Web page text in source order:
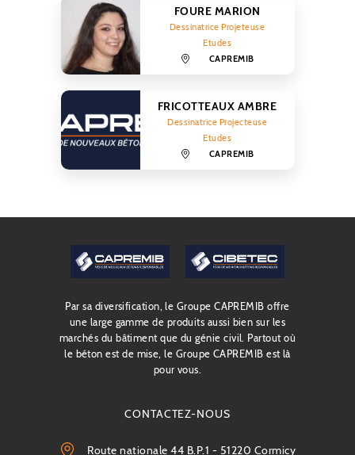
FOURE MARION
Dessinatrice Projeteuse
Etudes
CAPREMIB
FRICOTTEAUX AMBRE
Dessinatrice Projecteuse
Etudes
CAPREMIB
Par sa diversification, le Groupe CAPREMIB offre
une large gamme de produits aussi bien sur les
marchés du bâtiment que du génie civil. Partout où
le béton est de mise, le Groupe CAPREMIB est là
pour vous.
CONTACTEZ-NOUS
Route nationale 44 B.P.1 - 51220 Cormicy